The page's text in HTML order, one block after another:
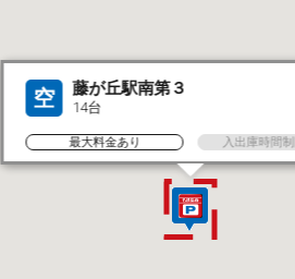
空 藤が丘駅南第３
14台
最大料金あり 入出庫時間